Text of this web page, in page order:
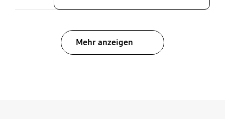
Mehr anzeigen